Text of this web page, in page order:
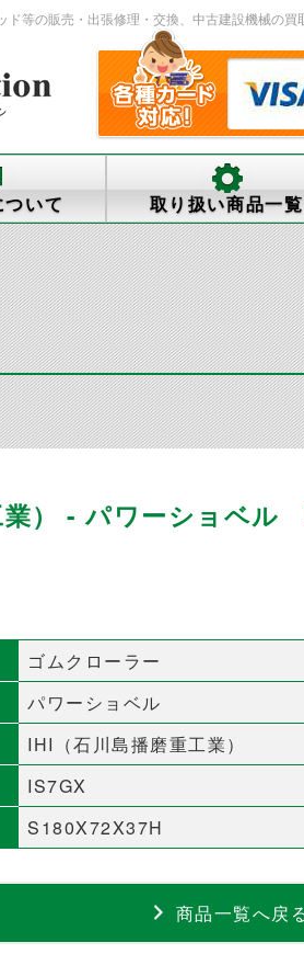
等の販売・出張修理・交換、中古建設機械の買
ついて 取り扱い商品一覧
業） - パワーショベル
ゴムクローラー
パワーショベル
IHI（石川島播磨重工業）
IS7GX
S180X72X37H
商品一覧へ戻